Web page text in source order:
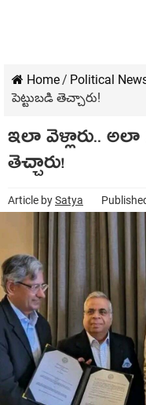
Home/ Political
పెట్టుబ‌డి తెచ్చారు!
ఇలా వెళ్లారు.. అలా
తెచ్చారు!
Article bySatya